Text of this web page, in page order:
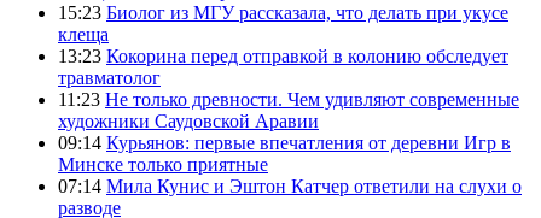
15:23 Биолог из МГУ рассказала, что делать при укусе
клеща
13:23 Кокорина перед отправкой в колонию обследует
травматолог
11:23 Не только древности. Чем удивляют современные
художники Саудовской Аравии
09:14 Курьянов: первые впечатления от деревни Игр в
Минске только приятные
07:14 Мила Кунис и Эштон Катчер ответили на слухи о
разводе